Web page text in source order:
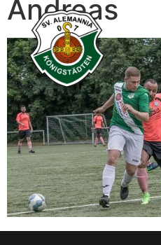
Andreas